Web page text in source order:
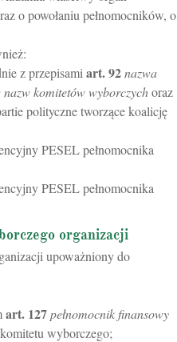
o powołaniu pełnomocników, o
z przepisami art.92nazwa
komitetów wyborczychoraz
polityczne tworzące koalicję
PESEL pełnomocnika
PESEL pełnomocnika
organizacji
upoważniony do
art. 127pełnomocnik finansowy
wyborczego;